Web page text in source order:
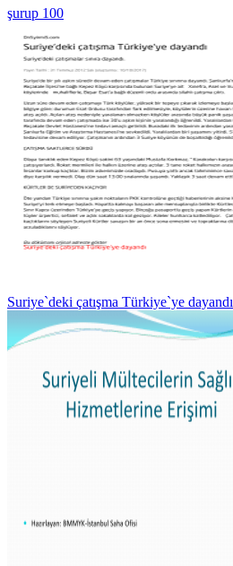
şurup 100
Suriye`deki çatışma Türkiye`ye dayandı